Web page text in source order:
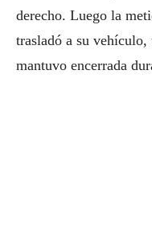
derecho. Luego la
trasladó a su
mantuvo encerrada